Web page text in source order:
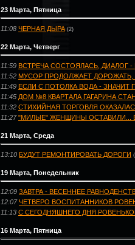
23 Марта, Пятница
11:08 ЧЕРНАЯ ДЫРА (2)
22 Марта, Четверг
11:59 ВСТРЕЧА СОСТОЯЛАСЬ, ДИАЛОГ -
11:52 МУСОР ПРОДОЛЖАЕТ ДОРОЖАТЬ,
11:49 ЕСЛИ С ПОТОЛКА ВОДА - ЗНАЧИТ
11:45 ДОМ №8 КВАРТАЛА ГАГАРИНА
11:32 СТИХИЙНАЯ ТОРГОВЛЯ
11:27 "МИЛЫЕ" ЖЕНЩИНЫ ОСТАВИЛИ...
21 Марта, Среда
13:10 БУДУТ РЕМОНТИРОВАТЬ ДОРОГИ
19 Марта, Понедельник
12:09 ЗАВТРА - ВЕСЕННЕЕ
12:07 ЧЕТВЕРО ВОСПИТАННИКОВ
11:13 С СЕГОДНЯШНЕГО ДНЯ
16 Марта, Пятница